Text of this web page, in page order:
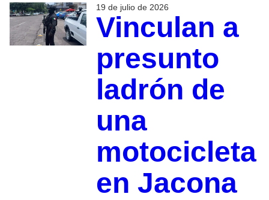
19 de julio de 2026
Vinculan a
presunto
ladrón de
una
motocicleta
en Jacona